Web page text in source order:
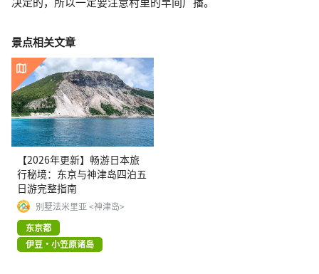
景点相关文章
【2026年更新】畅游日本旅
行秘境：东京与神津岛四泊五
日游完整指南
别墅法米里亚 <神津岛>
东京都
伊豆・小笠原诸岛